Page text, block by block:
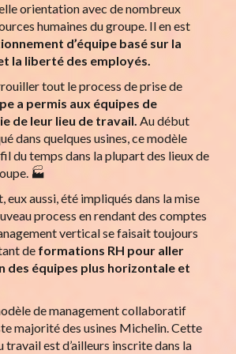
orientation avec de nombreux
humaines du groupe. Il en est
d’équipe basé sur la
la liberté des employés.
tout le process de prise de
a permis aux équipes de
de leur lieu de travail. Au début
dans quelques usines, ce modèle
du temps dans la plupart des lieux de
🏭
eux aussi, été impliqués dans la mise
process en rendant des comptes
vertical se faisait toujours
de formations RH pour aller
des équipes plus horizontale et
de management collaboratif
majorité des usines Michelin. Cette
travail est d’ailleurs inscrite dans la